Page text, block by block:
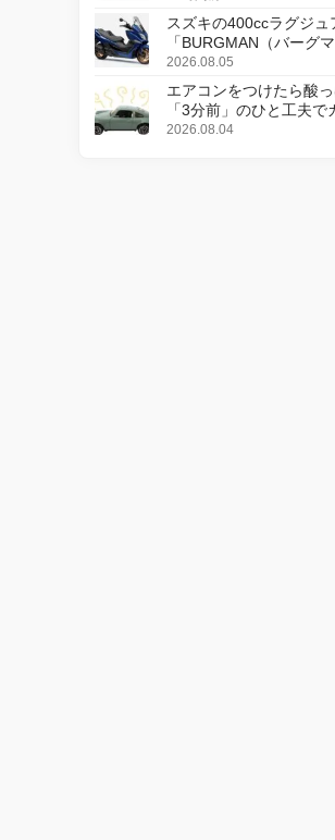
スズキの400ccラグジュ
「BURGMAN（バーグ
更し、8月18日に発売
2026.08.05
エアコンをつけたら酸
「3分前」のひと工夫
2026.08.04